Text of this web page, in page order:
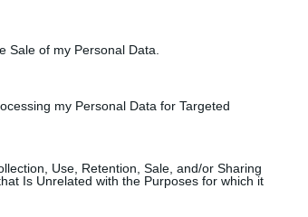
Sale of my Personal Data.
my Personal Data for Targeted
Use, Retention, Sale, and/or Sharing
Is Unrelated with the Purposes for which it